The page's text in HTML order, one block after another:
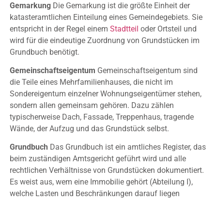
Gemarkung Die Gemarkung ist die größte Einheit der
katasteramtlichen Einteilung eines Gemeindegebiets. Sie
entspricht in der Regel einem Stadtteil oder Ortsteil und
wird für die eindeutige Zuordnung von Grundstücken im
Grundbuch benötigt.
Gemeinschaftseigentum Gemeinschaftseigentum sind
die Teile eines Mehrfamilienhauses, die nicht im
Sondereigentum einzelner Wohnungseigentümer stehen,
sondern allen gemeinsam gehören. Dazu zählen
typischerweise Dach, Fassade, Treppenhaus, tragende
Wände, der Aufzug und das Grundstück selbst.
Grundbuch Das Grundbuch ist ein amtliches Register, das
beim zuständigen Amtsgericht geführt wird und alle
rechtlichen Verhältnisse von Grundstücken dokumentiert.
Es weist aus, wem eine Immobilie gehört (Abteilung I),
welche Lasten und Beschränkungen darauf liegen